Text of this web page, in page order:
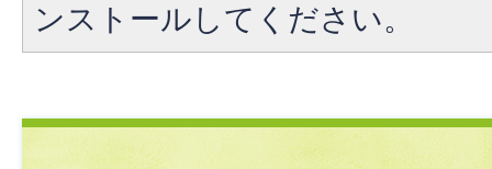
ンストールしてください。